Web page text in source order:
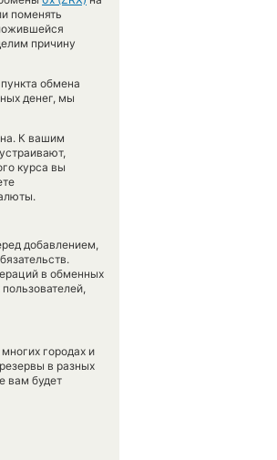
поменять
причину
обмена
денег, мы
К вашим
курса вы
добавлением,
в обменных
городах и
в разных
вам будет